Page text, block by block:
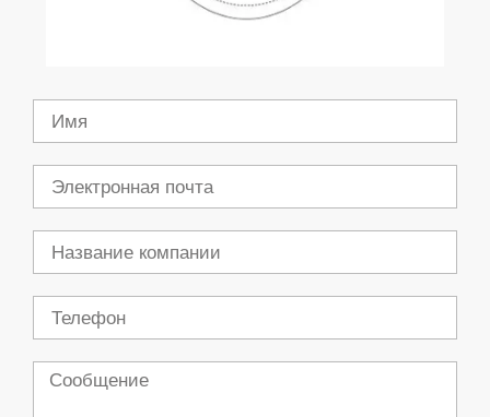
Имя
Электронная
почта
Компания
Телефон
Сообщение